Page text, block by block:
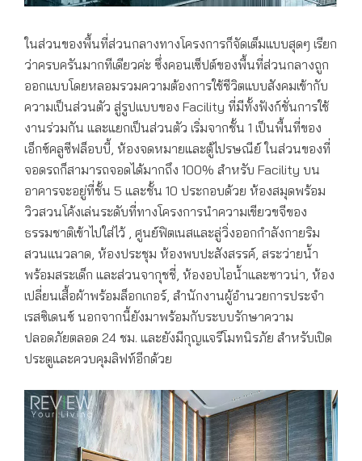
ในส่วนของพื้นที่ส่วนกลางทางโครงการก็จัดเต็มแบบสุดๆ เรียก
ว่าครบครันมากทีเดียวค่ะ ซึ่งคอนเซ็ปต์ของพื้นที่ส่วนกลางถูก
ออกแบบโดยหลอมรวมความต้องการใช้ชีวิตแบบสังคมเข้ากับ
ความเป็นส่วนตัว สู่รูปแบบของ Facility ที่มีทั้งฟังก์ชั่นการใช้
งานร่วมกัน และแยกเป็นส่วนตัว เริ่มจากชั้น 1 เป็นพื้นที่ของ
เอ็กซ์คลูซีฟล็อบบี้, ห้องจดหมายและตู้ไปรษณีย์ ในส่วนของที่
จอดรถก็สามารถจอดได้มากถึง 100% สำหรับ Facility บน
อาคารจะอยู่ที่ชั้น 5 และชั้น 10 ประกอบด้วย ห้องสมุดพร้อม
วิวสวนโค้งเล่นระดับที่ทางโครงการนำความเขียวขจีของ
ธรรมชาติเข้าไปใส่ไว้ , ศูนย์ฟิตเนสและลู่วิ่งออกกำลังกายริม
สวนแนวลาด, ห้องประชุม ห้องพบปะสังสรรค์, สระว่ายน้ำ
พร้อมสระเด็ก และส่วนจากุชชี่, ห้องอบไอน้ำและซาวน่า, ห้อง
เปลี่ยนเสื้อผ้าพร้อมล็อกเกอร์, สำนักงานผู้อำนวยการประจำ
เรสซิเดนซ์ นอกจากนี้ยังมาพร้อมกับระบบรักษาความ
ปลอดภัยตลอด 24 ชม. และยังมีกุญแจรีโมทนิรภัย สำหรับเปิด
ประตูและควบคุมลิฟท์อีกด้วย